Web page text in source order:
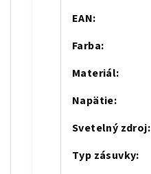
EAN:
Farba:
Materiál:
Napätie:
Svetelný zdroj:
Typ zásuvky: